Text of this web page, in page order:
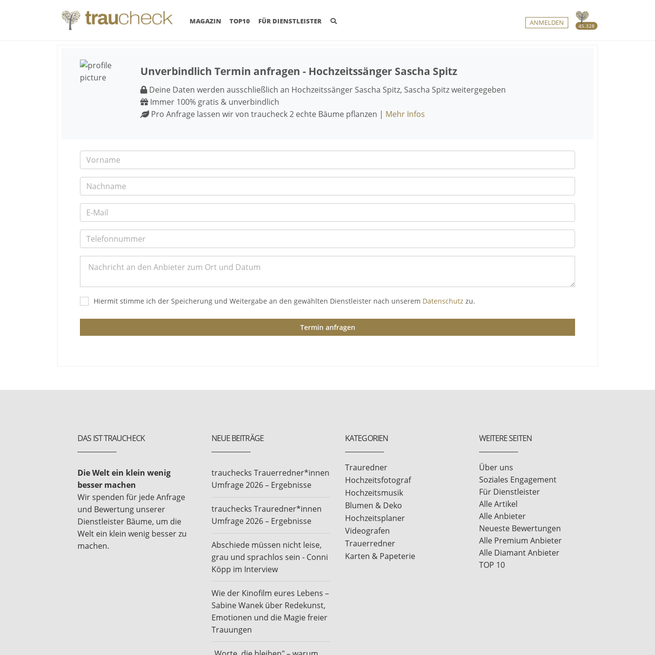
45.328
MAGAZIN (CURRENT)
TOP10 FÜR DIENSTLEISTER ANMELDEN
Unverbindlich Termin anfragen - Hochzeitssänger Sascha Spitz
Deine Daten werden ausschließlich an Hochzeitssänger Sascha Spitz, Sascha Spitz weitergegeben
Immer 100% gratis & unverbindlich
Pro Anfrage lassen wir von traucheck 2 echte Bäume pflanzen | Mehr Infos
Hiermit stimme ich der Speicherung und Weitergabe an den gewählten Dienstleister nach unserem Datenschutz zu.
Termin anfragen
DAS IST TRAUCHECK
Die Welt ein klein wenig
besser machen
Wir spenden für jede Anfrage
und Bewertung unserer
Dienstleister Bäume, um die
Welt ein klein wenig besser zu
machen.
NEUE BEITRÄGE
trauchecks Trauerredner*innen
Umfrage 2026 – Ergebnisse
trauchecks Trauredner*innen
Umfrage 2026 – Ergebnisse
Abschiede müssen nicht leise,
grau und sprachlos sein - Conni
Köpp im Interview
Wie der Kinofilm eures Lebens –
Sabine Wanek über Redekunst,
Emotionen und die Magie freier
Trauungen
KATEGORIEN
Trauredner
Hochzeitsfotograf
Hochzeitsmusik
Blumen & Deko
Hochzeitsplaner
Videografen
Trauerredner
Karten & Papeterie
WEITERE SEITEN
Über uns
Soziales Engagement
Für Dienstleister
Alle Artikel
Alle Anbieter
Neueste Bewertungen
Alle Premium Anbieter
Alle Diamant Anbieter
TOP 10